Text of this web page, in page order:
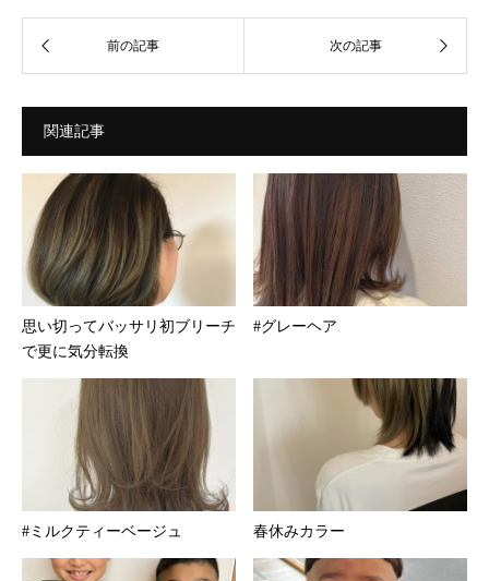
関連記事
思い切ってバッサリ︎初ブリーチ
で更に気分転換
#グレーヘア
#ミルクティーベージュ 春休みカラー